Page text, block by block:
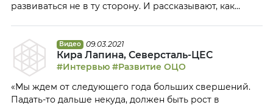
развиваться не в ту сторону. И рассказывают, как
Видео 09.03.2021
Кира Лапина, Северсталь-ЦЕС
#Интервью #Развитие ОЦО
«Мы ждем от следующего года больших свершений.
Падать-то дальше некуда, должен быть рост в